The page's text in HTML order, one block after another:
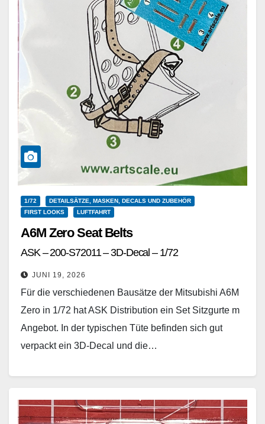
1/72
DETAILSÄTZE, MASKEN, DECALS UND ZUBEHÖR
FIRST LOOKS
LUFTFAHRT
A6M Zero Seat Belts
ASK – 200-S72011 – 3D-Decal – 1/72
JUNI 19, 2026
Für die verschiedenen Bausätze der Mitsubishi A6M
Zero in 1/72 hat ASK Distribution ein Set Sitzgurte m
Angebot. In der typischen Tüte befinden sich gut
verpackt ein 3D-Decal und die…